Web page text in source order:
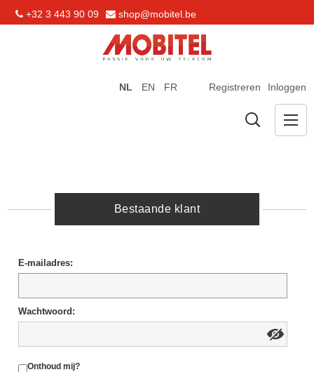
+32 3 443 90 09 shop@mobitel.be
Registreren Inloggen
NL EN FR
Bestaande klant
E-mailadres:
Wachtwoord:
Onthoud mij?